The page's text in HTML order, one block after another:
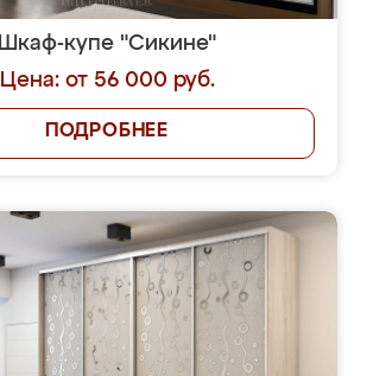
Шкаф-купе "Сикине"
Цена: от 56 000 руб.
ПОДРОБНЕЕ